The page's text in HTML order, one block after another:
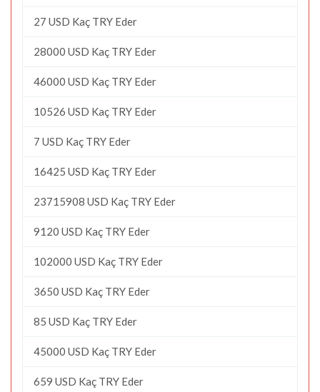
27 USD Kaç TRY Eder
28000 USD Kaç TRY Eder
46000 USD Kaç TRY Eder
10526 USD Kaç TRY Eder
7 USD Kaç TRY Eder
16425 USD Kaç TRY Eder
23715908 USD Kaç TRY Eder
9120 USD Kaç TRY Eder
102000 USD Kaç TRY Eder
3650 USD Kaç TRY Eder
85 USD Kaç TRY Eder
45000 USD Kaç TRY Eder
659 USD Kaç TRY Eder